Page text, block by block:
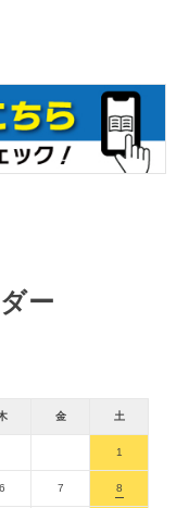
ー
金 土
1
6 7 8